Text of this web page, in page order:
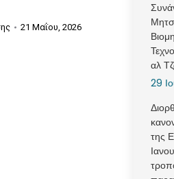
21 Μαΐου, 2026
αλ
29
της